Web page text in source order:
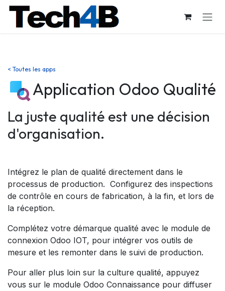
Se rendre au contenu
< Toutes les apps
Application Odoo Qualité
La juste qualité est une décision
d'organisation.
Intégrez le plan de qualité directement dans le
processus de production. Configurez des inspections
de contrôle en cours de fabrication, à la fin, et lors de
la réception.
Complétez votre démarque qualité avec le module de
connexion Odoo IOT, pour intégrer vos outils de
mesure et les remonter dans le suivi de production.
Pour aller plus loin sur la culture qualité, appuyez
vous sur le module Odoo Connaissance pour diffuser